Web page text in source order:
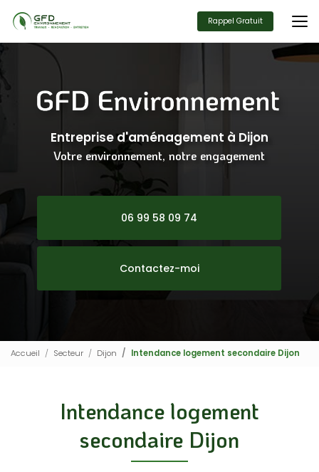
au
contenu
principal
Rappel Gratuit
Entreprise d'aménagement à Dijon
Votre environnement, notre engagement
06 99 58 09 74
Contactez-moi
Accueil Secteur Dijon Intendance logement secondaire Dijon
Intendance logement
secondaire Dijon